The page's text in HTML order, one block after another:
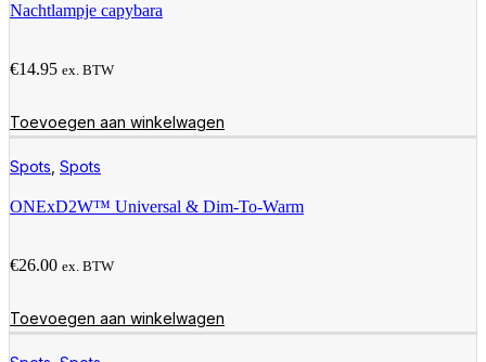
Nachtlampje capybara
€14.95 ex. BTW
Toevoegen aan winkelwagen
Spots Spots
ONExD2W™ Universal & Dim-To-Warm
€26.00 ex. BTW
Toevoegen aan winkelwagen